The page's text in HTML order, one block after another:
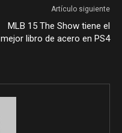
Artículo siguiente
MLB 15 The Show tiene el
mejor libro de acero en PS4